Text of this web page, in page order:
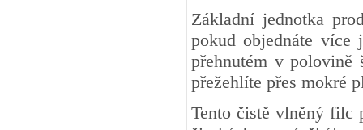
Základní jednotka
pokud objednáte více
přehnutém v
přežehlíte přes mokré
Tento čistě vlněný filc